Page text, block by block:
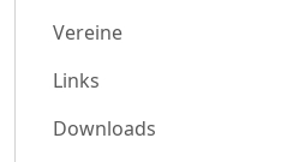
Vereine
Links
Downloads